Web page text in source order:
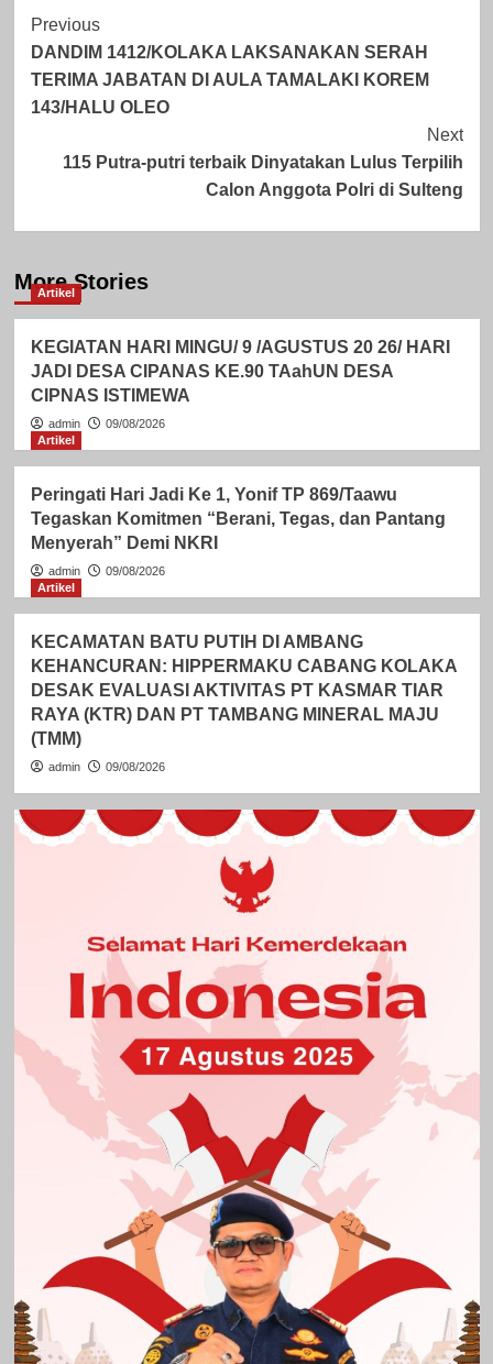
Post
Navigation
Previous
DANDIM 1412/KOLAKA LAKSANAKAN SERAH
TERIMA JABATAN DI AULA TAMALAKI KOREM
143/HALU OLEO
Next
115 Putra-putri terbaik Dinyatakan Lulus Terpilih
Calon Anggota Polri di Sulteng
More Stories
Artikel
KEGIATAN HARI MINGU/ 9 /AGUSTUS 20 26/ HARI
JADI DESA CIPANAS KE.90 TAahUN DESA
CIPNAS ISTIMEWA
admin
09/08/2026
Artikel
Peringati Hari Jadi Ke 1, Yonif TP 869/Taawu
Tegaskan Komitmen “Berani, Tegas, dan Pantang
Menyerah” Demi NKRI
admin
09/08/2026
Artikel
KECAMATAN BATU PUTIH DI AMBANG
KEHANCURAN: HIPPERMAKU CABANG KOLAKA
DESAK EVALUASI AKTIVITAS PT KASMAR TIAR
RAYA (KTR) DAN PT TAMBANG MINERAL MAJU
(TMM)
admin 09/08/2026